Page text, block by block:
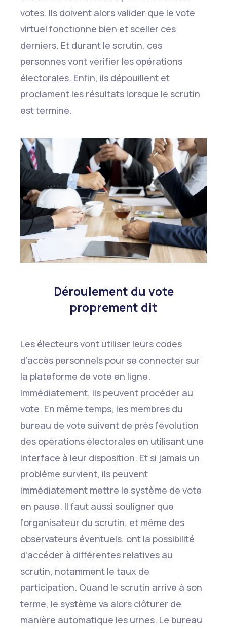
votes. Ils doivent alors valider que le vote
virtuel fonctionne bien et sceller ces
derniers. Et durant le scrutin, ces
personnes vont vérifier les opérations
électorales. Enfin, ils dépouillent et
proclament les résultats lorsque le scrutin
est terminé.
Déroulement du vote
proprement dit
Les électeurs vont utiliser leurs codes
d’accès personnels pour se connecter sur
la plateforme de vote en ligne.
Immédiatement, ils peuvent procéder au
vote. En même temps, les membres du
bureau de vote suivent de près l’évolution
des opérations électorales en utilisant une
interface à leur disposition. Et si jamais un
problème survient, ils peuvent
immédiatement mettre le système de vote
en pause. Il faut aussi souligner que
l’organisateur du scrutin, et même des
observateurs éventuels, ont la possibilité
d’accéder à différentes relatives au
scrutin, notamment le taux de
participation. Quand le scrutin arrive à son
terme, le système va alors clôturer de
manière automatique les urnes. Le bureau